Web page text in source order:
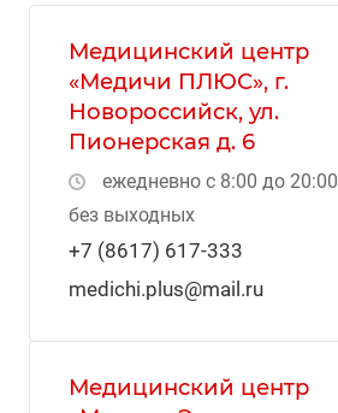
Медицинский центр
«Медичи ПЛЮС», г.
Новороссийск, ул.
Пионерская д. 6
ежедневно с 8:00 до 20:00
без выходных
+7 (8617) 617-333
medichi.plus@mail.ru
Медицинский центр